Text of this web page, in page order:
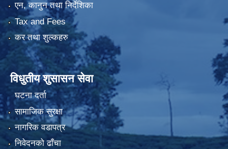
एन, कानुन तथा निर्देशिका
Tax and Fees
कर तथा शुल्कहरु
विधुतीय शुसासन सेवा
घटना दर्ता
सामाजिक सुरक्षा
नागरिक वडापत्र
निवेदनको ढाँचा